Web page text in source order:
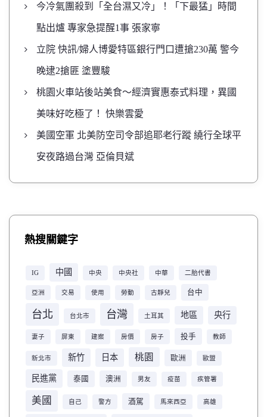
今冷氣團殺到「全台濕又冷」！「下最猛」時間
點出爐 專家急提醒1事 張家寧
立院 快訊/婦人博愛特區銀行門口遭搶230萬 警今
晚逮2搶匪 塗豐駿
桃園火車站後站美食～經濟實惠泰式料理，異國
美味好吃極了！ 快樂雲愛
美國空軍 北美防空司令部追耶老行蹤 繞行全球平
安夜路過台灣 亞倫貝斌
熱搜關鍵字
IG 中國 中央 中央社 中華 二胎代書
亞洲 交易 使用 勞動 古靜兒 台中
台北 台北市 台灣 土耳其 地區 央行
妻子 屏東 建案 房價 房子 投手 教師
新北市 新竹 日本 桃園 歐洲 歐盟
民進黨 泰國 澳洲 男友 疫苗 疾管署
美國 自己 警方 酒駕 馬來西亞 高雄